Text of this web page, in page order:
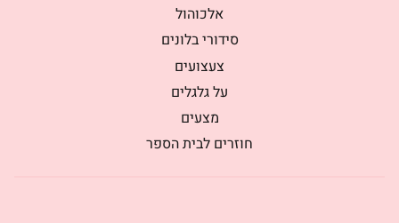
אלכוהול
סידורי בלונים
צעצועים
על גלגלים
מצעים
חוזרים לבית הספר